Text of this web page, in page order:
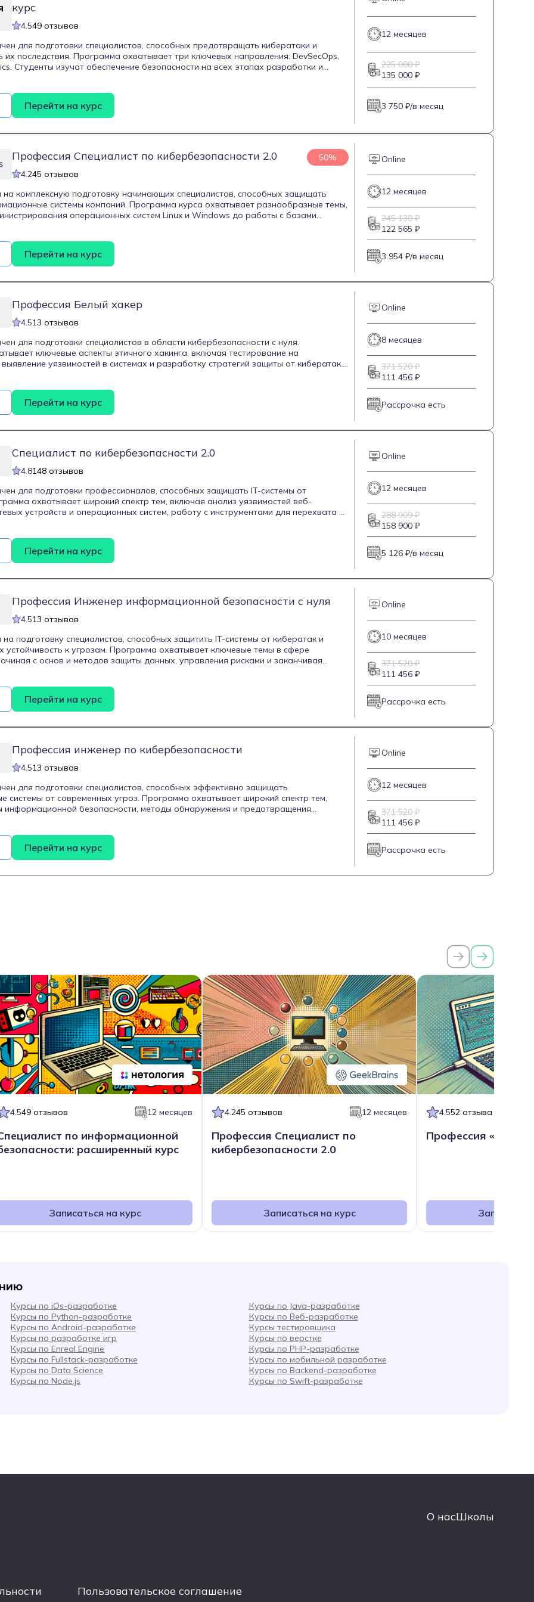
курс
4.549 отзывов
для подготовки специалистов, способных предотвращать кибератаки и
их последствия. Программа охватывает три ключевых направления: DevSecOps,
Студенты изучат обеспечение безопасности на всех этапах разработки и
вебинаров, видеолекций и практических заданий. По окончании обучения
о профессиональной переподготовке и сертификат от компании F.A.C.C.T.
Перейти на курс
12 месяцев
225 000 ₽
135 000 ₽
3 750 ₽/в месяц
Профессия Специалист по кибербезопасности 2.0
4.245 отзывов
50%
на комплексную подготовку начинающих специалистов, способных защищать
системы компаний. Программа курса охватывает разнообразные темы,
операционных систем Linux и Windows до работы с базами
на инциденты безопасности. Важной частью обучения становится
распорядительной документацией в области информационной
позволяет студентам не только понимать технические аспекты, но и
в административной стороне профессии. Курс подходит для новичков, не
Перейти на курс
Online
12 месяцев
245 130 ₽
122 565 ₽
3 954 ₽/в месяц
Профессия Белый хакер
4.513 отзывов
для подготовки специалистов в области кибербезопасности с нуля.
ключевые аспекты этичного хакинга, включая тестирование на
уязвимостей в системах и разработку стратегий защиты от кибератак.
с другими обязанностями. Программа ориентирована на новичков,
востребованную профессию в сфере информационной безопасности.
Перейти на курс
Online
8 месяцев
371 520 ₽
111 456 ₽
Рассрочка есть
Специалист по кибербезопасности 2.0
4.8148 отзывов
для подготовки профессионалов, способных защищать IT-системы от
охватывает широкий спектр тем, включая анализ уязвимостей веб-
устройств и операционных систем, работу с инструментами для перехвата и
на тех, кто уже имеет базовые навыки администрирования Windows и
виртуализации и понимает устройство локальных сетей и доменов.
12 месяцев и включает практические задания на виртуальных машинах,
условия работы.
Перейти на курс
Online
12 месяцев
288 909 ₽
158 900 ₽
5 126 ₽/в месяц
Профессия Инженер информационной безопасности с нуля
4.513 отзывов
подготовку специалистов, способных защитить IT-системы от кибератак и
устойчивость к угрозам. Программа охватывает ключевые темы в сфере
с основ и методов защиты данных, управления рисками и заканчивая
целостного понимания отрасли. Обучение ориентировано на
имеющих опыта в информационной безопасности, и предполагает получение
востребованных на рынке.
Перейти на курс
Online
10 месяцев
371 520 ₽
111 456 ₽
Рассрочка есть
Профессия инженер по кибербезопасности
4.513 отзывов
для подготовки специалистов, способных эффективно защищать
системы от современных угроз. Программа охватывает широкий спектр тем,
информационной безопасности, методы обнаружения и предотвращения
желает углубить свои знания и повысить квалификацию в данной области.
Перейти на курс
Online
12 месяцев
371 520 ₽
111 456 ₽
Рассрочка есть
4.549 отзывов 12 месяцев
по информационной
расширенный курс
Записаться на курс
4.245 отзывов 12 месяцев
Профессия Специалист по
кибербезопасности 2.0
Записаться на курс
4.552 отзыва
Профессия
Курсы по iOs-разработке
Курсы по Java-разработке
Курсы по Python-разработке
Курсы по Веб-разработке
Курсы по Android-разработке
Курсы тестировщика
Курсы по разработке игр
Курсы по верстке
Курсы по Enreal Engine
Курсы по PHP-разработке
Курсы по Fullstack-разработке
Курсы по мобильной разработке
Курсы по Data Science
Курсы по Backend-разработке
Курсы по Node.js
Курсы по Swift-разработке
О насШколы
Пользовательское соглашение